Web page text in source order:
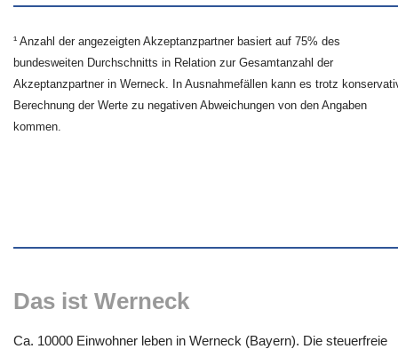
¹ Anzahl der angezeigten Akzeptanzpartner basiert auf 75% des
bundesweiten Durchschnitts in Relation zur Gesamtanzahl der
Akzeptanzpartner in Werneck. In Ausnahmefällen kann es trotz
Berechnung der Werte zu negativen Abweichungen von den Angaben
kommen.
Das ist Werneck
Ca. 10000 Einwohner leben in Werneck (Bayern). Die steuerfreie